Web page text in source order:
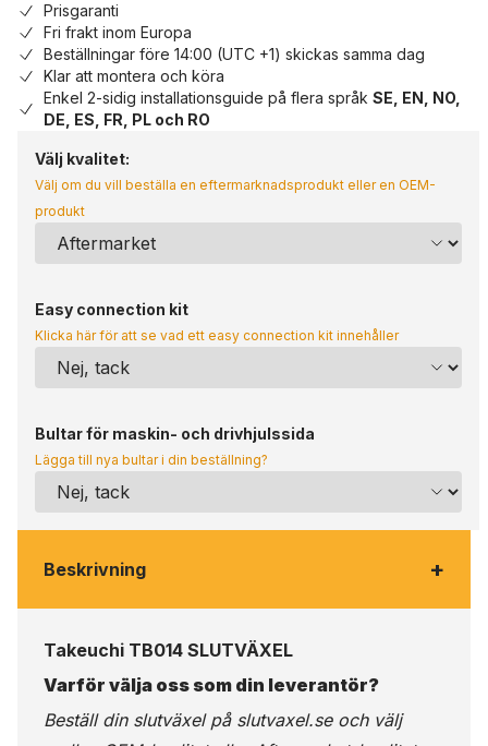
Prisgaranti
Fri frakt inom Europa
Beställningar före 14:00 (UTC +1) skickas samma dag
Klar att montera och köra
Enkel 2-sidig installationsguide på flera språk SE, EN, NO,
DE, ES, FR, PL och RO
Välj kvalitet:
Välj om du vill beställa en eftermarknadsprodukt eller en OEM-
produkt
Easy connection kit
Klicka här för att se vad ett easy connection kit innehåller
Bultar för maskin- och drivhjulssida
Lägga till nya bultar i din beställning?
Beskrivning +
Takeuchi TB014 SLUTVÄXEL
Varför välja oss som din leverantör?
Beställ din slutväxel på slutvaxel.seoch välj